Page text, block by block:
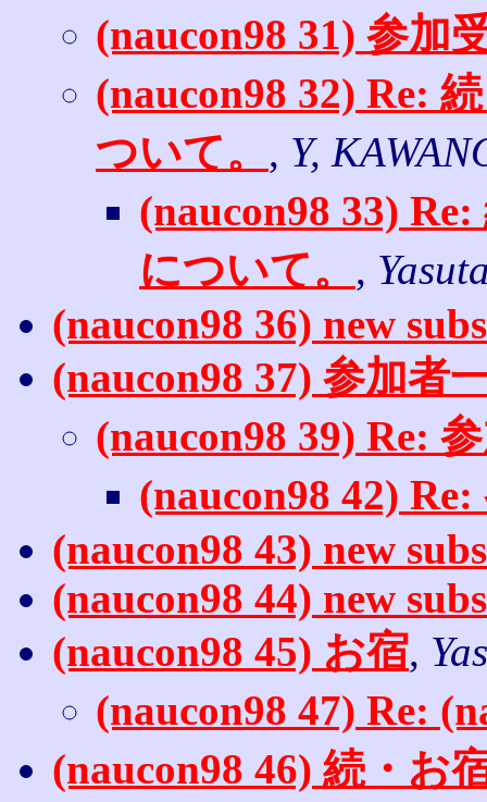
(naucon98 31) 参加
(naucon98 32) Re:
ついて。 , Y,
(naucon98 33)
について。 ,
(naucon98 36) new
(naucon98 37) 参加者
(naucon98 39) Re:
(naucon98 42)
(naucon98 43) new
(naucon98 44) new
(naucon98 45) お宿,
(naucon98 47) Re:
(naucon98 46) 続・お